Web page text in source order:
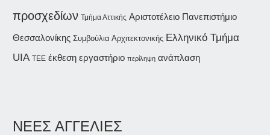
προσχεδίων Τμήμα Αττικής Αριστοτέλειο Πανεπιστήμιο
Θεσσαλονίκης Συμβούλια Αρχιτεκτονικής Ελληνικό Τμήμα
UIA
ΤΕΕ έκθεση εργαστήριο περίληψη ανάπλαση
ΝΕΕΣ ΑΓΓΕΛΙΕΣ